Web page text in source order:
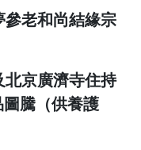
老和尚結緣宗
京廣濟寺住持
騰（供養護